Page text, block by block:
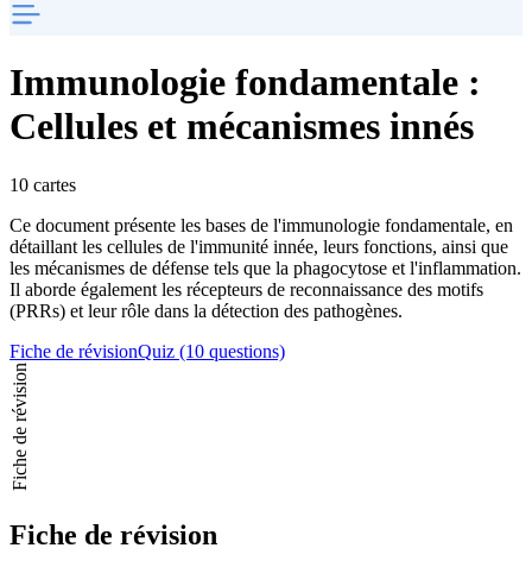
Immunologie fondamentale :
Cellules et mécanismes innés
10 cartes
Ce document présente les bases de l'immunologie fondamentale, en
détaillant les cellules de l'immunité innée, leurs fonctions, ainsi que
les mécanismes de défense tels que la phagocytose et l'inflammation.
Il aborde également les récepteurs de reconnaissance des motifs
(PRRs) et leur rôle dans la détection des pathogènes.
Fiche de révisionQuiz (10 questions)
Fiche de révision
Fiche de révision